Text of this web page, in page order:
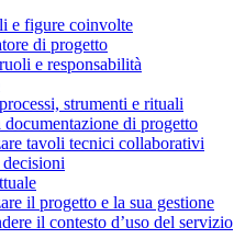
e figure coinvolte
di progetto
e responsabilità
strumenti e rituali
di progetto
tavoli tecnici collaborativi
il progetto e la sua gestione
il contesto d’uso del servizio